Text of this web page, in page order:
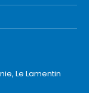
Le Lamentin